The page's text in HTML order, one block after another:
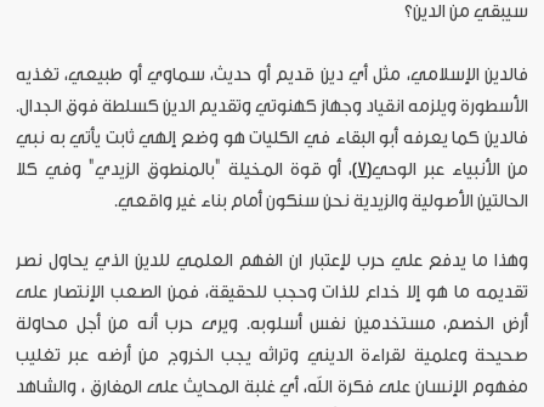
سيبقي من الدين؟
فالدين الإسلامي، مثل أي دين قديم أو حديث، سماوي أو طبيعي، تغذيه
الأسطورة ويلزمه انقياد وجهاز كهنوتي وتقديم الدين كسلطة فوق الجدال.
فالدين كما يعرفه أبو البقاء في الكليات هو وضع إلهي ثابت يأتي به نبي
من الأنبياء عبر الوحي[7]
، أو قوة المخيلة "بالمنطوق الزيدي" وفي كلا
الحالتين الأصولية والزيدية نحن سنكون أمام بناء غير واقعي.
وهذا ما يدفع علي حرب لإعتبار ان الفهم العلمي للدين الذي يحاول نصر
تقديمه ما هو إلا خداع للذات وحجب للحقيقة، فمن الصعب الإنتصار على
أرض الخصم، مستخدمين نفس أسلوبه. ويرى حرب أنه من أجل محاولة
صحيحة وعلمية لقراءة الديني وتراثه يجب الخروج من أرضه عبر تغليب
مفهوم الإنسان على فكرة الله، أي غلبة المحايث على المفارق ، والشاهد